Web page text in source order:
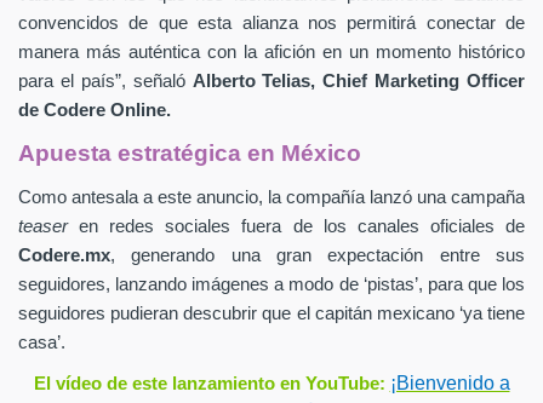
convencidos de que esta alianza nos permitirá conectar de
manera más auténtica con la afición en un momento histórico
para el país”, señaló Alberto Telias,Chief Marketing Officer
de Codere Online.
Apuesta estratégica en México
Como antesala a este anuncio, la compañía lanzó una campaña
teaseren redes sociales fuera de los canales oficiales de
Codere.mx,
generando una gran expectación entre sus
seguidores, lanzando imágenes a modo de ‘pistas’, para que los
seguidores pudieran descubrir que el capitán mexicano ‘ya tiene
casa’.
El vídeo de este lanzamiento en YouTube: ¡Bienvenido a